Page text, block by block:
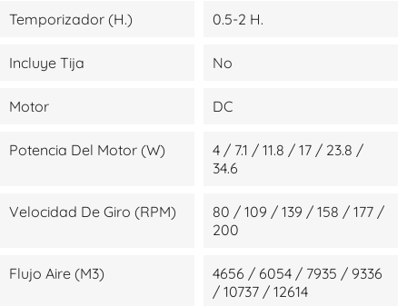
Temporizador (H.) 0.5-2 H.
Incluye Tija No
Motor DC
Potencia Del Motor (W)
4 / 7.1 / 11.8 / 17 / 23.8 /
34.6
Velocidad De Giro (RPM)
80 / 109 / 139 / 158 / 177 /
200
Flujo Aire (m3)
4656 / 6054 / 7935 / 9336
/ 10737 / 12614